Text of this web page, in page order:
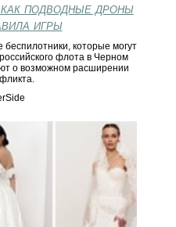
подводные дроны
игры
которые могут
флота в Черном
о возможном расширении